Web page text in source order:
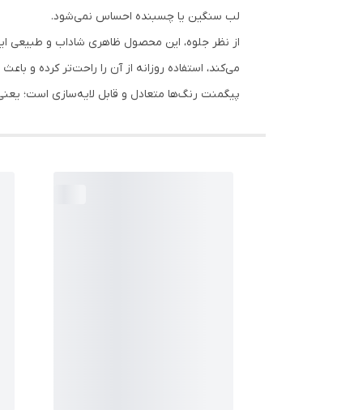
لب سنگین یا چسبنده احساس نمی‌شود.
از نظر جلوه، این محصول ظاهری شاداب و طبیعی
می‌کند، استفاده روزانه از آن را راحت‌تر کرده و
پیگمنت رنگ‌ها متعادل و قابل لایه‌سازی است؛